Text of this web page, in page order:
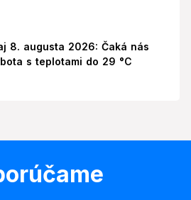
8. augusta 2026: Čaká nás
s teplotami do 29 °C